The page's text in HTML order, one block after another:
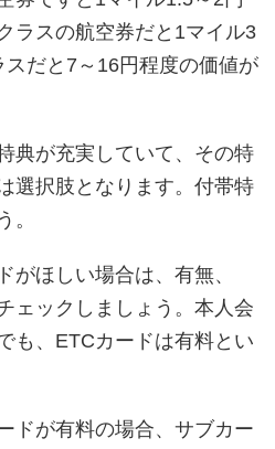
ラスの航空券だと1マイル3
だと7～16円程度の価値が
典が充実していて、その特
選択肢となります。付帯特
。
がほしい場合は、有無、
ェックしましょう。本人会
も、ETCカードは有料とい
ドが有料の場合、サブカー